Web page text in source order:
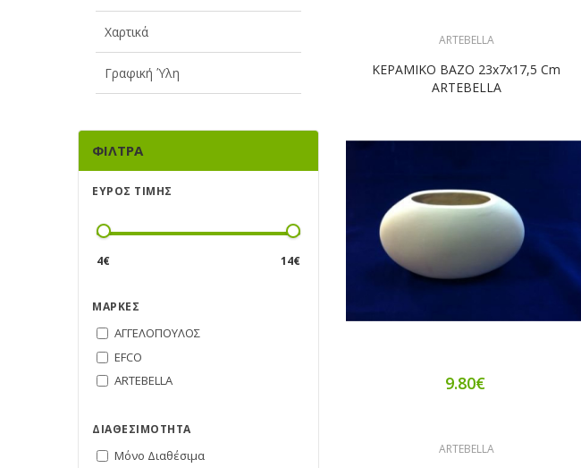
Χαρτικά
Γραφική Ύλη
ΦΊΛΤΡΑ
ΕΎΡΟΣ ΤΙΜΉΣ
4€ 14€
ΜΆΡΚΕΣ
ΑΓΓΕΛΟΠΟΥΛΟΣ
EFCO
ARTEBELLA
ΔΙΑΘΕΣΙΜΌΤΗΤΑ
Μόνο Διαθέσιμα
ARTEBELLA
ΚΕΡΑΜΙΚΟ ΒΑΖΟ 23x7x17,5 Cm
ARTEBELLA
9.80€
ARTEBELLA